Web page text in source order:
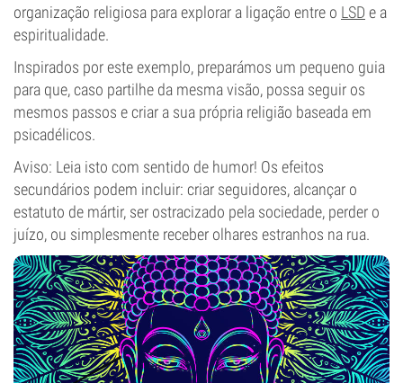
organização religiosa para explorar a ligação entre o LSD e a
espiritualidade.
Inspirados por este exemplo, preparámos um pequeno guia
para que, caso partilhe da mesma visão, possa seguir os
mesmos passos e criar a sua própria religião baseada em
psicadélicos.
Aviso: Leia isto com sentido de humor! Os efeitos
secundários podem incluir: criar seguidores, alcançar o
estatuto de mártir, ser ostracizado pela sociedade, perder o
juízo, ou simplesmente receber olhares estranhos na rua.